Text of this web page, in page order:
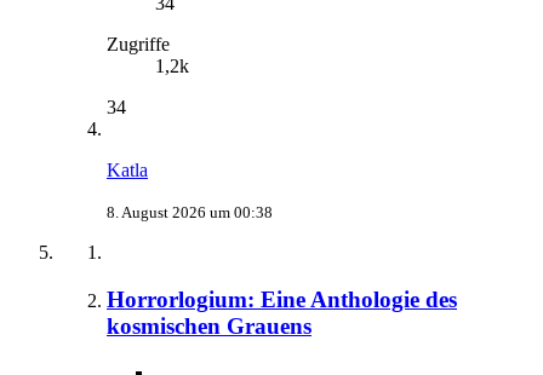
Zugriffe
1,2k
34
Katla
8. August 2026 um 00:38
Horrorlogium: Eine Anthologie des
kosmischen Grauens